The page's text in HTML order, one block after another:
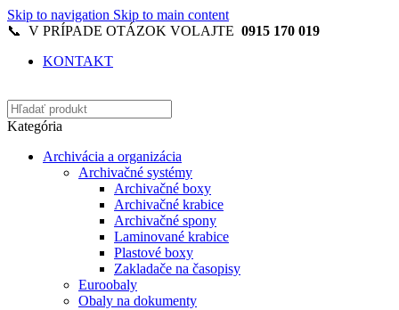
Skip to navigation Skip to main content
📞 V PRÍPADE OTÁZOK VOLAJTE 0915 170 019
KONTAKT
Kategória
Archivácia a organizácia
Archivačné systémy
Archivačné boxy
Archivačné krabice
Archivačné spony
Laminované krabice
Plastové boxy
Zakladače na časopisy
Euroobaly
Obaly na dokumenty